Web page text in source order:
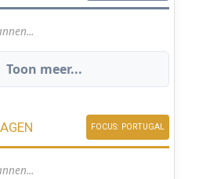
Toon meer...
FOCUS: PORTUGAL